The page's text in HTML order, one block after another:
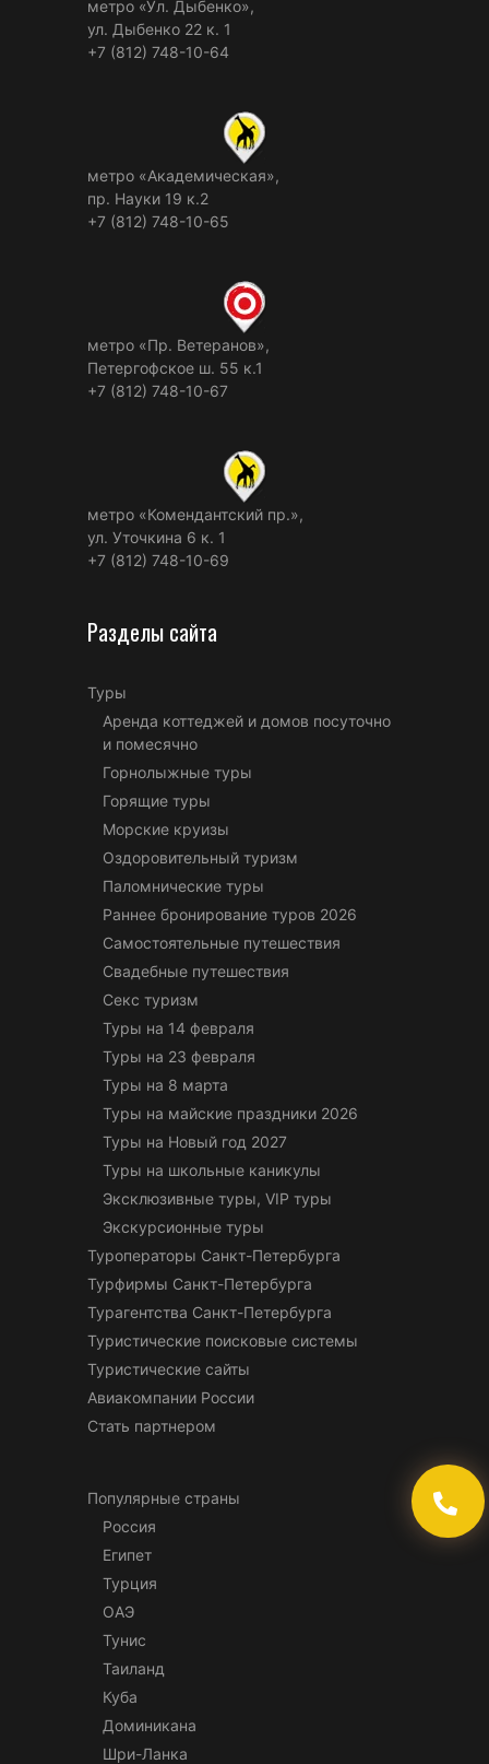
метро «Ул. Дыбенко»,
ул. Дыбенко 22 к. 1
+7 (812) 748-10-64
метро «Академическая»,
пр. Науки 19 к.2
+7 (812) 748-10-65
метро «Пр. Ветеранов»,
Петергофское ш. 55 к.1
+7 (812) 748-10-67
метро «Комендантский пр.»,
ул. Уточкина 6 к. 1
+7 (812) 748-10-69
Разделы сайта
Туры
Аренда коттеджей и домов посуточно
и помесячно
Горнолыжные туры
Горящие туры
Морские круизы
Оздоровительный туризм
Паломнические туры
Раннее бронирование туров 2026
Самостоятельные путешествия
Свадебные путешествия
Секс туризм
Туры на 14 февраля
Туры на 23 февраля
Туры на 8 марта
Туры на майские праздники 2026
Туры на Новый год 2027
Туры на школьные каникулы
Эксклюзивные туры, VIP туры
Экскурсионные туры
Туроператоры Санкт-Петербурга
Турфирмы Санкт-Петербурга
Турагентства Санкт-Петербурга
Туристические поисковые системы
Туристические сайты
Авиакомпании России
Стать партнером
Популярные страны
Россия
Египет
Турция
ОАЭ
Тунис
Таиланд
Куба
Доминикана
Шри-Ланка